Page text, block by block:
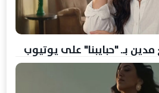
بــ "حبايبنا" على يوتيوب